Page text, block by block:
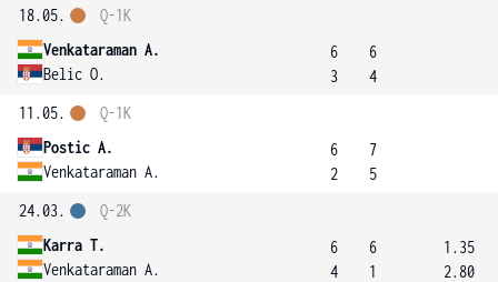
18.05.
Venkataraman A.
Belic O.
Q-1K
6
3
6
4
11.05.
Postic A.
Venkataraman A.
Q-1K
6
2
7
5
24.03.
Karra T.
Venkataraman A.
Q-2K
6
4
6
1
1.35
2.80